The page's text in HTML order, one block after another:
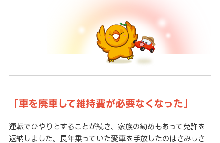
「車を廃車して維持費が必要なくなった」
運転でひやりとすることが続き、家族の勧めもあって免許を
返納しました。長年乗っていた愛車を手放したのはさみしさ